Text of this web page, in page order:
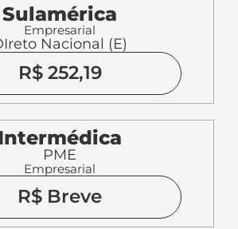
Sulamérica
Empresarial
Nacional (E)
R$ 252,19
PME
Empresarial
R$ Breve